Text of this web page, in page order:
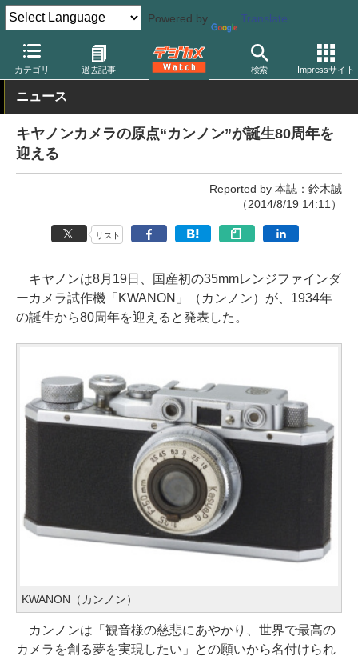
Powered by Translate
カテゴリ 過去記事 検索 Impressサイト
デジカメ Watch 業界動向 企業
ニュース
キヤノンカメラの原点“カンノン”が誕生80周年を
迎える
Reported by 本誌：鈴木誠
（2014/8/19 14:11）
リスト
キヤノンは8月19日、国産初の35mmレンジファインダ
ーカメラ試作機「KWANON」（カンノン）が、1934年
の誕生から80周年を迎えると発表した。
KWANON（カンノン）
カンノンは「観音様の慈悲にあやかり、世界で最高の
カメラを創る夢を実現したい」との願いから名付けられ